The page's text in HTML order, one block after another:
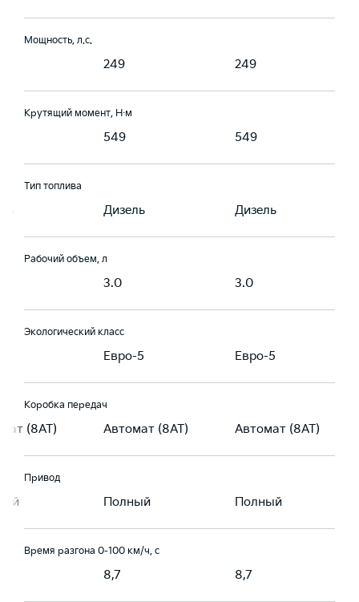
Мощность, л.с.
249 249
Крутящий момент, Н·м
549 549
Тип топлива
Дизель Дизель
Рабочий объем, л
3.0 3.0
Экологический класс
Евро-5 Евро-5
Коробка передач
(8AT) Автомат (8AT) Автомат (8AT)
Привод
Полный Полный
Время разгона 0-100 км/ч, с
8,7 8,7